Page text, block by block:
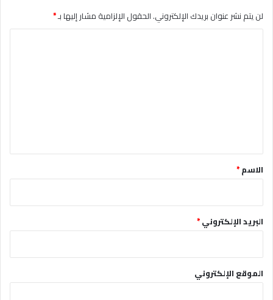
لن يتم نشر عنوان بريدك الإلكتروني.الحقول الإلزامية مشار إليها بـ*
*الاسم*
البريد الإلكتروني*
الموقع الإلكتروني